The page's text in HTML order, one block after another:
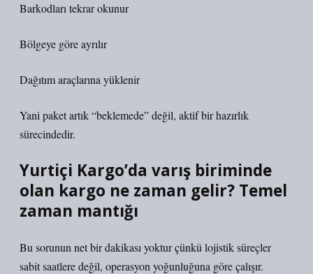
Barkodları tekrar okunur
Bölgeye göre ayrılır
Dağıtım araçlarına yüklenir
Yani paket artık “beklemede” değil, aktif bir hazırlık
sürecindedir.
Yurtiçi Kargo’da varış biriminde
olan kargo ne zaman gelir? Temel
zaman mantığı
Bu sorunun net bir dakikası yoktur çünkü lojistik süreçler
sabit saatlere değil, operasyon yoğunluğuna göre çalışır.